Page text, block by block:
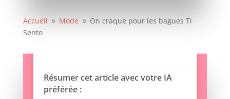
Accueil 9 Mode 9 On craque pour les bagues Ti
Sento
Résumer cet article avec votre IA
préférée :